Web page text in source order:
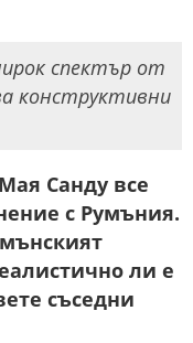
спектър от
конструктивни
Санду все
с Румъния.
ли е
съседни